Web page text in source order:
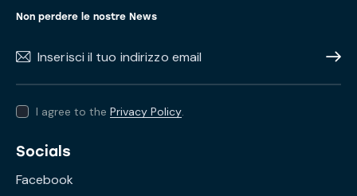
Non perdere le nostre News
I agree to the Privacy Policy.
Socials
Facebook